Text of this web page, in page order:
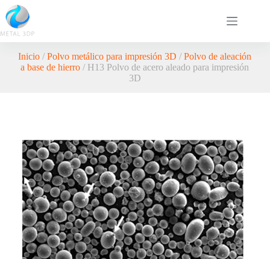
Inicio /Polvo metálico para impresión 3D /Polvo de aleación
a base de hierro / H13 Polvo de acero aleado para impresión
3D